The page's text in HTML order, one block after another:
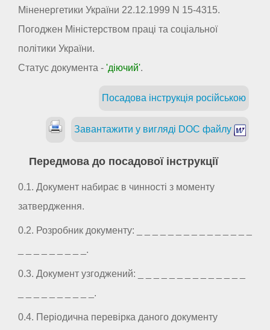
Міненергетики України 22.12.1999 N 15-4315.
Погоджен Міністерством праці та соціальної
політики України.
Статус документа - 'діючий'.
Посадова інструкція російською
Завантажити у вигляді DOC файлу
Передмова до посадової інструкції
0.1. Документ набирає в чинності з моменту
затвердження.
0.2. Розробник документу: _ _ _ _ _ _ _ _ _ _ _ _ _ _ _
_ _ _ _ _ _ _ _ _.
0.3. Документ узгоджений: _ _ _ _ _ _ _ _ _ _ _ _ _ _
_ _ _ _ _ _ _ _ _ _.
0.4. Періодична перевірка даного документу